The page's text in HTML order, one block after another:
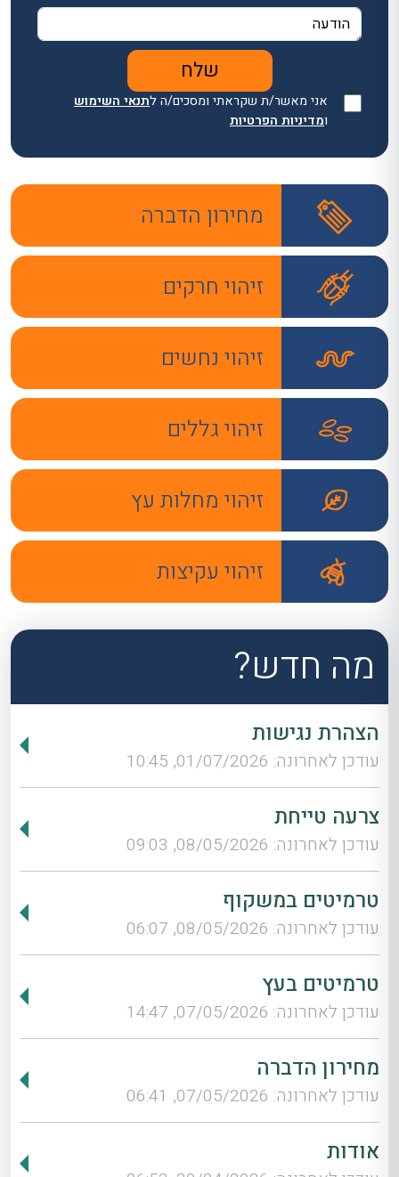
אני מאשר/ת שקראתי ומסכים/ה לתנאי השימוש
ומדיניות הפרטיות
מחירון הדברה
זיהוי חרקים
זיהוי נחשים
זיהוי גללים
זיהוי מחלות עץ
זיהוי עקיצות
מה חדש?
הצהרת נגישות
עודכן לאחרונה: 01/07/2026, 10:45
צרעה טייחת
עודכן לאחרונה: 08/05/2026, 09:03
טרמיטים במשקוף
עודכן לאחרונה: 08/05/2026, 06:07
טרמיטים בעץ
עודכן לאחרונה: 07/05/2026, 14:47
מחירון הדברה
עודכן לאחרונה: 07/05/2026, 06:41
אודות